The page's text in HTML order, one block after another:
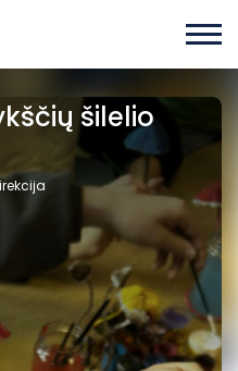
šilelio